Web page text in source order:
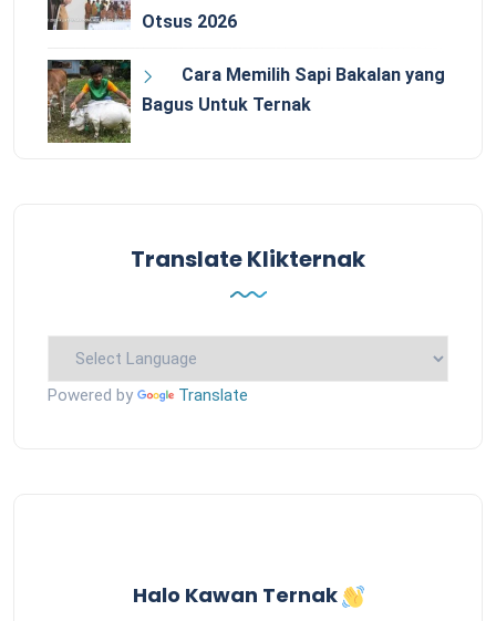
Otsus 2026
Cara Memilih Sapi Bakalan yang
Bagus Untuk Ternak
Translate Klikternak
Powered by Translate
Halo Kawan Ternak